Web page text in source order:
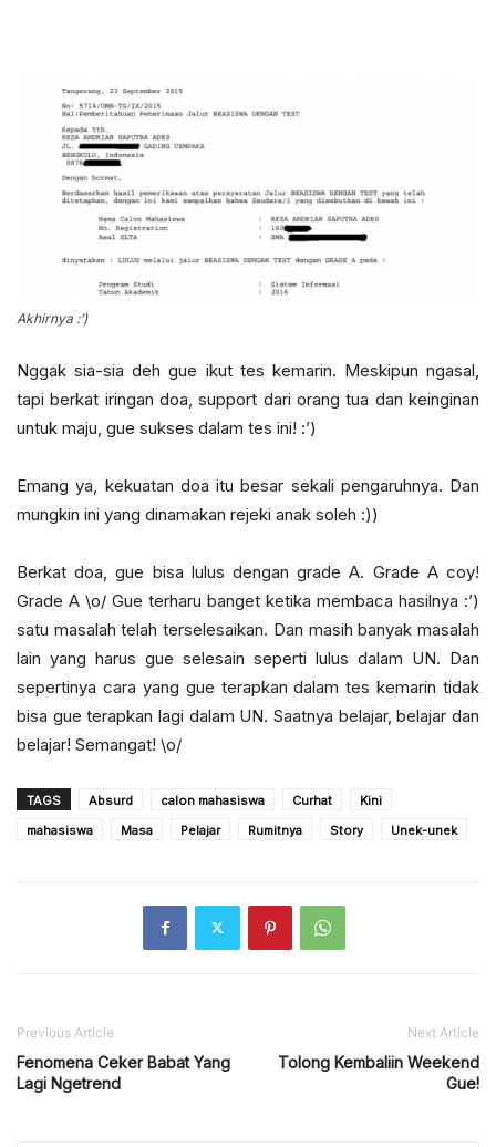
Akhirnya :’)
Nggak sia-sia deh gue ikut tes kemarin. Meskipun ngasal,
tapi berkat iringan doa, support dari orang tua dan keinginan
untuk maju, gue sukses dalam tes ini! :’)
Emang ya, kekuatan doa itu besar sekali pengaruhnya. Dan
mungkin ini yang dinamakan rejeki anak soleh :))
Berkat doa, gue bisa lulus dengan grade A. Grade A coy!
Grade A \o/ Gue terharu banget ketika membaca hasilnya :’)
satu masalah telah terselesaikan. Dan masih banyak masalah
lain yang harus gue selesain seperti lulus dalam UN. Dan
sepertinya cara yang gue terapkan dalam tes kemarin tidak
bisa gue terapkan lagi dalam UN. Saatnya belajar, belajar dan
belajar! Semangat! \o/
TAGS Absurd calon mahasiswa Curhat
Kini
mahasiswa
Masa Pelajar Rumitnya Story Unek-unek
Previous Article
Fenomena Ceker Babat Yang
Lagi Ngetrend
Next Article
Tolong Kembaliin Weekend
Gue!